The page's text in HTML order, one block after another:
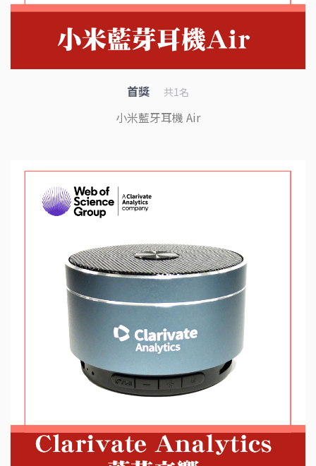
首獎 共1名
小米藍牙耳機 Air